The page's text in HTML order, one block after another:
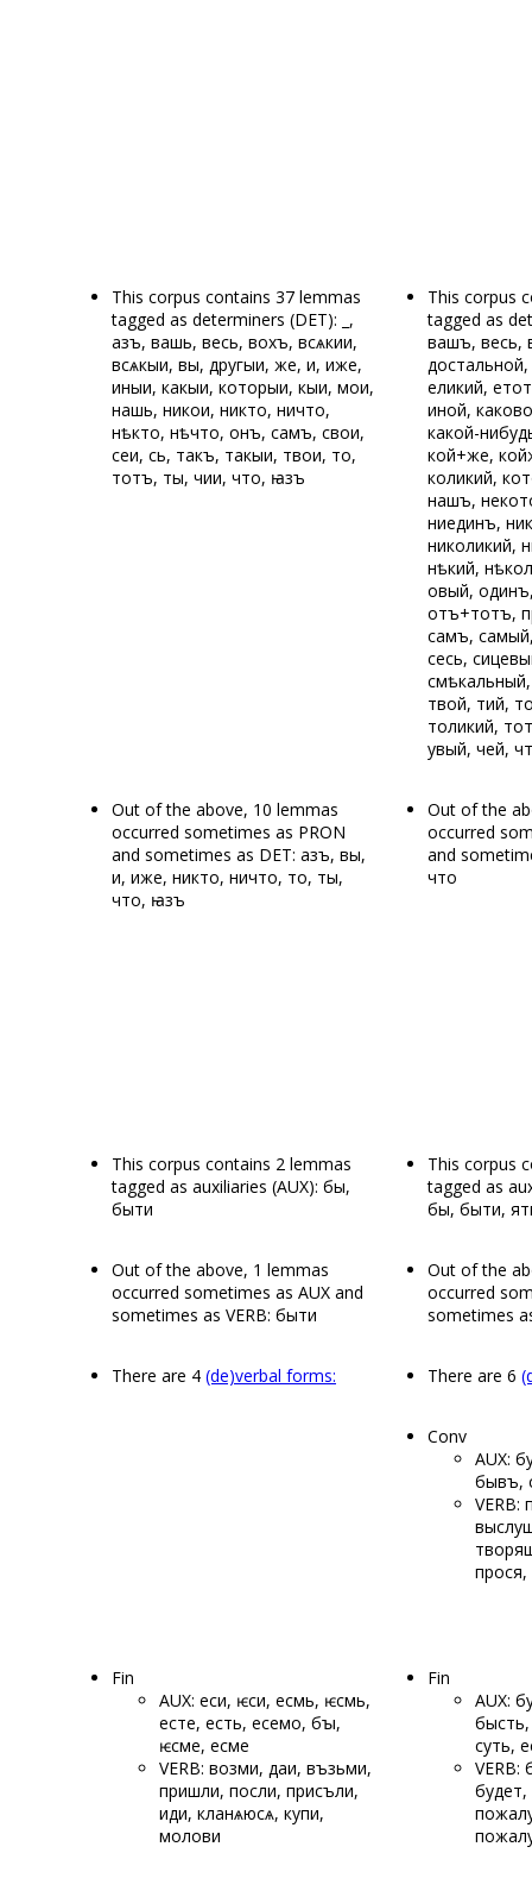
This corpus contains 37 lemmas
tagged as determiners (DET): _,
азъ, вашь, весь, вохъ, всѧкии,
всѧкыи, вы, другыи, же, и, иже,
иныи, какыи, которыи, кыи, мои,
нашь, никои, никто, ничто,
нѣкто, нѣчто, онъ, самъ, свои,
сеи, сь, такъ, такыи, твои, то,
тотъ, ты, чии, что, ꙗзъ
This corpus
tagged as
вашъ, весь,
еликий,
иной,
какой-
кой+же,
коликий,
нашъ,
ниединъ,
николикий,
нѣкий,
овый,
отъ+тотъ,
самъ,
сесь,
твой, тий,
толикий,
увый, чей,
Out of the above, 10 lemmas
occurred sometimes as PRON
and sometimes as DET: азъ, вы,
и, иже, никто, ничто, то, ты,
что, ꙗзъ
Out of the
occurred
and
что
This corpus contains 2 lemmas
tagged as auxiliaries (AUX): бы,
быти
This corpus
tagged as
бы, быти,
Out of the above, 1 lemmas
occurred sometimes as AUX and
sometimes as VERB: быти
Out of the
occurred
sometimes
There are 4 (de)verbal forms: There are 6
Conv
AUX:
бывъ,
VERB:
Fin
AUX: еси, ѥси, есмь, ѥсмь,
есте, есть, есемо, бꙑ,
ѥсме, есме
VERB: возми, даи, възьми,
пришли, посли, присъли,
иди, кланѧюсѧ, купи,
молови
Fin
AUX:
суть,
VERB:
будет,